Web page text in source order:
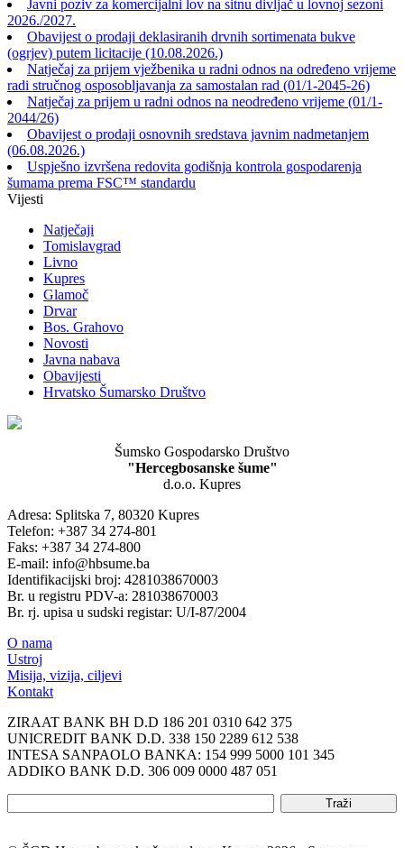
Javni poziv za komercijalni lov na sitnu divljač u lovnoj sezoni
2026./2027.
Obavijest o prodaji deklasiranih drvnih sortimenata bukve
(ogrjev) putem licitacije (10.08.2026.)
Natječaj za prijem vježbenika u radni odnos na određeno vrijeme
radi stručnog osposobljavanja za samostalan rad (01/1-2045-26)
Natječaj za prijem u radni odnos na neodređeno vrijeme (01/1-
2044/26)
Obavijest o prodaji osnovnih sredstava javnim nadmetanjem
(06.08.2026.)
Uspješno izvršena redovita godišnja kontrola gospodarenja
šumama prema FSC™ standardu
Vijesti
Natječaji
Tomislavgrad
Livno
Kupres
Glamoč
Drvar
Bos. Grahovo
Novosti
Javna nabava
Obavijesti
Hrvatsko Šumarsko Društvo
Šumsko Gospodarsko Društvo
"Hercegbosanske šume"
d.o.o. Kupres
Adresa: Splitska 7, 80320 Kupres
Telefon: +387 34 274-801
Faks: +387 34 274-800
E-mail: info@hbsume.ba
Identifikacijski broj: 4281038670003
Br. u registru PDV-a: 281038670003
Br. rj. upisa u sudski registar: U/I-87/2004
O nama
Ustroj
Misija, vizija, ciljevi
Kontakt
ZIRAAT BANK BH D.D 186 201 0310 642 375
UNICREDIT BANK D.D. 338 150 2289 612 538
INTESA SANPAOLO BANKA: 154 999 5000 101 345
ADDIKO BANK D.D. 306 009 0000 487 051